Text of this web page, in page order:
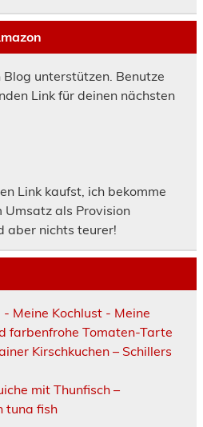
unterstützen. Benutze
Link für deinen nächsten
Link kaufst, ich bekomme
Umsatz als Provision
aber nichts teurer!
Meine Kochlust - Meine
farbenfrohe Tomaten-Tarte
Kirschkuchen – Schillers
mit Thunfisch –
tuna fish